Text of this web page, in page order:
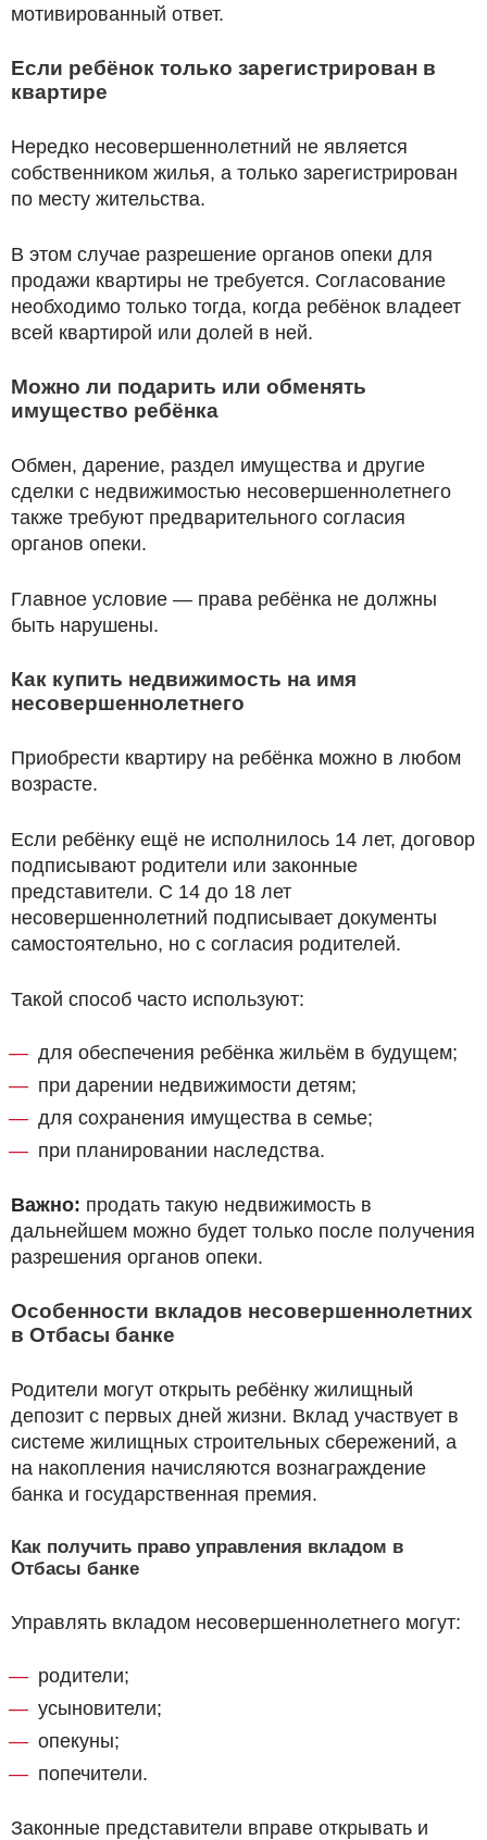
мотивированный ответ.
Если ребёнок только зарегистрирован в
квартире
Нередко несовершеннолетний не является
собственником жилья, а только зарегистрирован
по месту жительства.
В этом случае разрешение органов опеки для
продажи квартиры не требуется. Согласование
необходимо только тогда, когда ребёнок владеет
всей квартирой или долей в ней.
Можно ли подарить или обменять
имущество ребёнка
Обмен, дарение, раздел имущества и другие
сделки с недвижимостью несовершеннолетнего
также требуют предварительного согласия
органов опеки.
Главное условие — права ребёнка не должны
быть нарушены.
Как купить недвижимость на имя
несовершеннолетнего
Приобрести квартиру на ребёнка можно в любом
возрасте.
Если ребёнку ещё не исполнилось 14 лет, договор
подписывают родители или законные
представители. С 14 до 18 лет
несовершеннолетний подписывает документы
самостоятельно, но с согласия родителей.
Такой способ часто используют:
для обеспечения ребёнка жильём в будущем;
при дарении недвижимости детям;
для сохранения имущества в семье;
при планировании наследства.
Важно: продать такую недвижимость в
дальнейшем можно будет только после получения
разрешения органов опеки.
Особенности вкладов несовершеннолетних
в Отбасы банке
Родители могут открыть ребёнку жилищный
депозит с первых дней жизни. Вклад участвует в
системе жилищных строительных сбережений, а
на накопления начисляются вознаграждение
банка и государственная премия.
Как получить право управления вкладом в
Отбасы банке
Управлять вкладом несовершеннолетнего могут:
родители;
усыновители;
опекуны;
попечители.
Законные представители вправе открывать и